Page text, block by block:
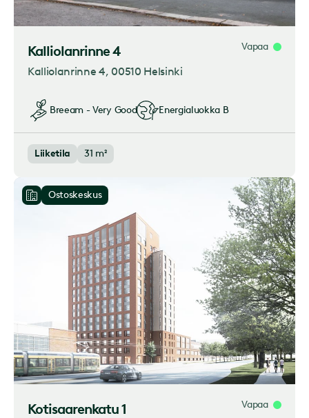
Kalliolanrinne 4 Vapaa
Kalliolanrinne 4, 00510 Helsinki
Breeam - Very Good Energialuokka B
Liiketila 31 m²
Ostoskeskus
Kotisaarenkatu 1 Vapaa